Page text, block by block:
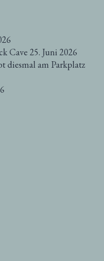
Cave 25. Juni 2026
diesmal am Parkplatz